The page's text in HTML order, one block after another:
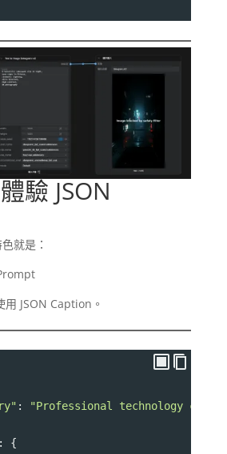
驗 JSON
就是：
JSON Caption。
: "Professional technology
: {